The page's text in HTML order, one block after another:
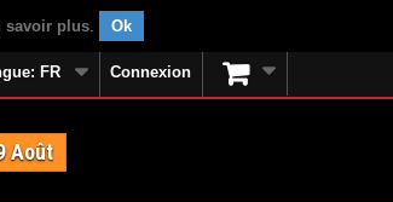
savoir plus. Ok
Connexion
FR
Août